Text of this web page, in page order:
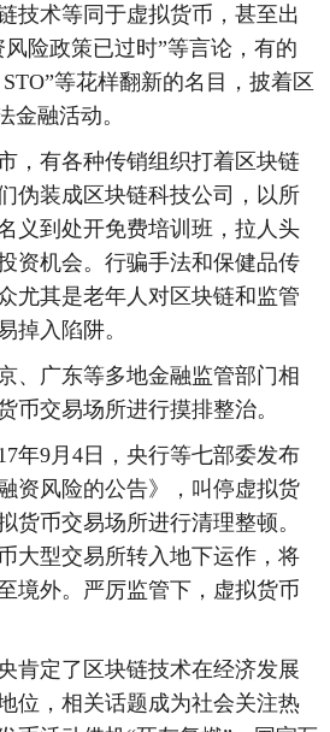
技术等同于虚拟货币，甚至出
险政策已过时”等言论，有的
STO”等花样翻新的名目，披着区
金融活动。
有各种传销组织打着区块链
伪装成区块链科技公司，以所
义到处开免费培训班，拉人头
资机会。行骗手法和保健品传
尤其是老年人对区块链和监管
掉入陷阱。
广东等多地金融监管部门相
币交易场所进行摸排整治。
9月4日，央行等七部委发布
资风险的公告》，叫停虚拟货
货币交易场所进行清理整顿。
大型交易所转入地下运作，将
境外。严厉监管下，虚拟货币
定了区块链技术在经济发展
位，相关话题成为社会关注热